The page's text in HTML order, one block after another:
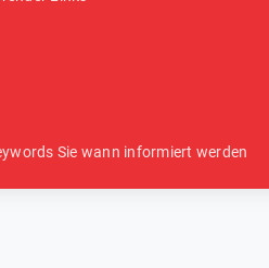
Sie wann informiert werden